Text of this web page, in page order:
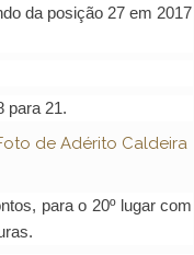
da posição 27 em 2017
para 21.
para o 20º lugar com